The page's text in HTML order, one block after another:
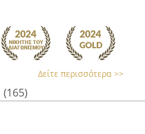
Δείτε περισσότερα >>
(165)